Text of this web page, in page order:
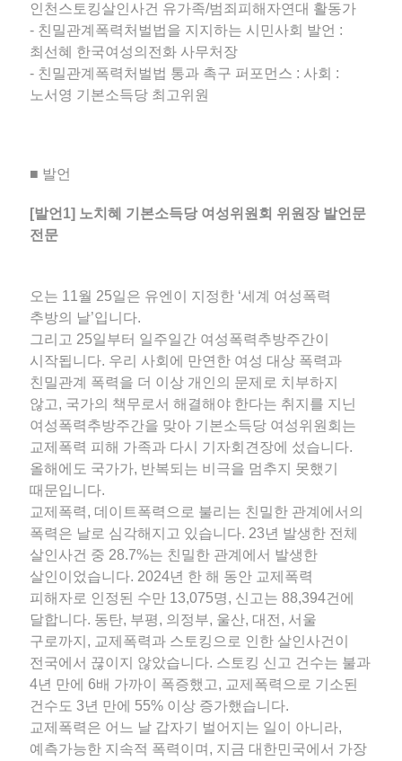
인천스토킹살인사건 유가족/범죄피해자연대 활동가
- 친밀관계폭력처벌법을 지지하는 시민사회 발언 :
최선혜 한국여성의전화 사무처장
- 친밀관계폭력처벌법 통과 촉구 퍼포먼스 : 사회 :
노서영 기본소득당 최고위원
■ 발언
[발언1] 노치혜 기본소득당 여성위원회 위원장 발언문
전문
오는 11월 25일은 유엔이 지정한 ‘세계 여성폭력
추방의 날’입니다.
그리고 25일부터 일주일간 여성폭력추방주간이
시작됩니다. 우리 사회에 만연한 여성 대상 폭력과
친밀관계 폭력을 더 이상 개인의 문제로 치부하지
않고, 국가의 책무로서 해결해야 한다는 취지를 지닌
여성폭력추방주간을 맞아 기본소득당 여성위원회는
교제폭력 피해 가족과 다시 기자회견장에 섰습니다.
올해에도 국가가, 반복되는 비극을 멈추지 못했기
때문입니다.
교제폭력, 데이트폭력으로 불리는 친밀한 관계에서의
폭력은 날로 심각해지고 있습니다. 23년 발생한 전체
살인사건 중 28.7%는 친밀한 관계에서 발생한
살인이었습니다. 2024년 한 해 동안 교제폭력
피해자로 인정된 수만 13,075명, 신고는 88,394건에
달합니다. 동탄, 부평, 의정부, 울산, 대전, 서울
구로까지, 교제폭력과 스토킹으로 인한 살인사건이
전국에서 끊이지 않았습니다. 스토킹 신고 건수는 불과
4년 만에 6배 가까이 폭증했고, 교제폭력으로 기소된
건수도 3년 만에 55% 이상 증가했습니다.
교제폭력은 어느 날 갑자기 벌어지는 일이 아니라,
예측가능한 지속적 폭력이며, 지금 대한민국에서 가장